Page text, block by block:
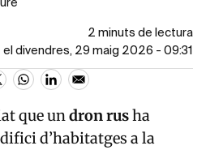
2 minuts de lectura
el divendres, 29 maig 2026 - 09:31
que undron rusha
d’habitatges a la